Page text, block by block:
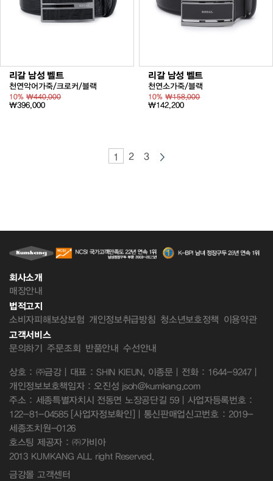
리갈 남성 벨트
천연악어가죽/크로커/블랙
10% ₩440,000
₩396,000
리갈 남성 벨트
천연소가죽/블랙
10%₩158,000
₩142,200
1 2 3
회사소개
매장안내
법적고지
소비자피해보상보험 개인정보취급방침 청소년보호정책 이용약관
고객서비스
문의하기 주문조회 반품안내 수선안내
상호 : ㈜금강 | 대표 : SHIN KIEUN, 이종문 | 전화 : 1644-9247 |
개인정보보호책임자 : 오진성 jsoh@kumkang.com
주소 : 세종특별자치시 전동면 노장공단길 59 | 사업자등록번호 :
122-81-04585 [사업자정보확인] | 통신판매업신고번호 : 2019-
세종조치원-0126
호스팅 제공자 : ㈜가비아
2013 KUMKANG ALL right Reserved.
금강몰 고객센터